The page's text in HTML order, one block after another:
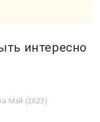
интересно
Мэй (2023)